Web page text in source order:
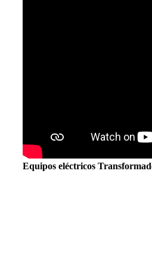
Equipos eléctricos